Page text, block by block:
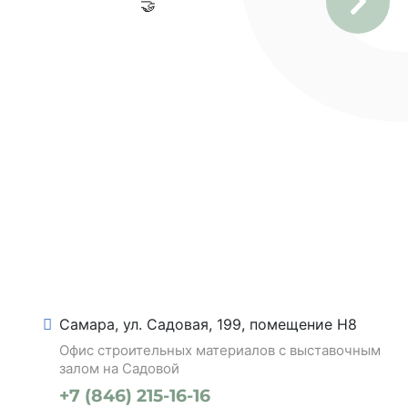
🤝
Самара, ул. Садовая, 199, помещение Н8
Офис строительных материалов с выставочным
залом на Садовой
+7 (846) 215-16-16